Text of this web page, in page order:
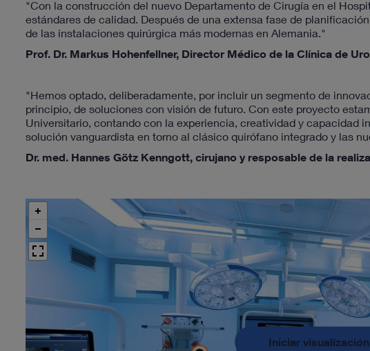
"Con la construcción del nuevo Departamento de Cirugía en el
estándares de calidad. Después de una extensa fase de
de las instalaciones quirúrgica más modernas en Alemania."
Prof. Dr. Markus Hohenfellner, Director Médico de la Clínica de
"Hemos optado, deliberadamente, por incluir un segmento de
principio, de soluciones con visión de futuro. Con este proyecto
Universitario, contando con la experiencia, creatividad y capacidad
solución vanguardista en torno al clásico quirófano integrado y las
Dr. med. Hannes Götz Kenngott, cirujano y resposable de la
Iniciar visualización